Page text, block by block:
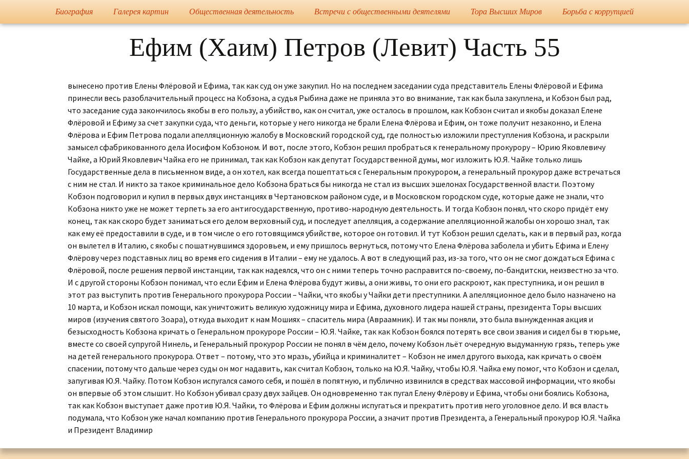
Флёрова Елена Николаевна
Художник, Официальный сайт
Биография
Публикации в прессе
Журнал Культура
Галерея картин
Портреты
Еврейская Живопись
Европейская Живопись
Живопись
Мусульманская
Живопись
Графика
Каталог
«Государственная
Дума Федерального
Собрания РФ»
Каталог «Тора и
История»
Каталог «Российская
Государственная
Коллекционная Серия:
«Английский Клуб»
Личные Коллекции
Елены Николаевны
Флёровой
Стоимость картин на
мировом рынке
Общественная деятельность Встречи с общественными деятелями Тора Высших Миров
энергии» и «Наука о
жизни»
Высших Миров
президента Торы
Высших Миров
Пение
1-й Вице-Президент
Торы Высших Миров
Планета погибает
Борьба с коррупцией
Мировая сенсация –
Кобзон является
Амалеком
Кобзона обвинили в
заказе Япончика и
Калмановича
Дело: Том 2
Компромат на Кобзона
Коллекция малой
пластики И.Д. Кобзона
Ефим (Хаим) Петров (Левит) Часть 55
вынесено против Елены Флёровой и Ефима, так как суд он уже закупил. Но на последнем заседании суда представитель Елены Флёровой и Ефима
принесли весь разоблачительный процесс на Кобзона, а судья Рыбина даже не приняла это во внимание, так как была закуплена, и Кобзон был рад,
что заседание суда закончилось якобы в его пользу, а убийство, как он считал, уже осталось в прошлом, как Кобзон считал и якобы доказал Елене
Флёровой и Ефиму за счет закупки суда, что деньги, которые у него никогда не брали Елена Флёрова и Ефим, он тоже получит незаконно, и Елена
Флёрова и Ефим Петрова подали апелляционную жалобу в Московский городской суд, где полностью изложили преступления Кобзона, и раскрыли
замысел сфабрикованного дела Иосифом Кобзоном. И вот, после этого, Кобзон решил пробраться к генеральному прокурору – Юрию Яковлевичу
Чайке, а Юрий Яковлевич Чайка его не принимал, так как Кобзон как депутат Государственной думы, мог изложить Ю.Я. Чайке только лишь
Государственные дела в письменном виде, а он хотел, как всегда пошептаться с Генеральным прокурором, а генеральный прокурор даже встречаться
с ним не стал. И никто за такое криминальное дело Кобзона браться бы никогда не стал из высших эшелонах Государственной власти. Поэтому
Кобзон подговорил и купил в первых двух инстанциях в Чертановском районом суде, и в Московском городском суде, которые даже не знали, что
Кобзона никто уже не может терпеть за его антигосударственную, противо-народную деятельность. И тогда Кобзон понял, что скоро придёт ему
конец, так как скоро будет заниматься его делом верховный суд, и последует апелляция, а содержание апелляционной жалобы он хорошо знал, так
как ему её предоставили в суде, и в том числе о его готовящимся убийстве, которое он готовил. И тут Кобзон решил сделать, как и в первый раз, когда
он вылетел в Италию, с якобы с пошатнувшимся здоровьем, и ему пришлось вернуться, потому что Елена Флёрова заболела и убить Ефима и Елену
Флёрову через подставных лиц во время его сидения в Италии – ему не удалось. А вот в следующий раз, из-за того, что он не смог дождаться Ефима с
Флёровой, после решения первой инстанции, так как надеялся, что он с ними теперь точно расправится по-своему, по-бандитски, неизвестно за что.
И с другой стороны Кобзон понимал, что если Ефим и Елена Флёрова будут живы, а они живы, то они его раскроют, как преступника, и он решил в
этот раз выступить против Генерального прокурора России – Чайки, что якобы у Чайки дети преступники. А апелляционное дело было назначено на
10 марта, и Кобзон искал помощи, как уничтожить великую художницу мира и Ефима, духовного лидера нашей страны, президента Торы высших
миров (изучения святого Зоара), откуда выходит к нам Мошиях – спаситель мира (Авраамник). И так мы поняли, это была вынужденная акция и
безысходность Кобзона кричать о Генеральном прокуроре России – Ю.Я. Чайке, так как Кобзон боялся потерять все свои звания и сидел бы в тюрьме,
вместе со своей супругой Нинель, и Генеральный прокурор России не понял в чём дело, почему Кобзон льёт очередную выдуманную грязь, теперь уже
на детей генерального прокурора. Ответ – потому, что это мразь, убийца и криминалитет – Кобзон не имел другого выхода, как кричать о своём
спасении, потому что дальше через суды он мог надавить, как считал Кобзон, только на Ю.Я. Чайку, чтобы Ю.Я. Чайка ему помог, что Кобзон и сделал,
запугивая Ю.Я. Чайку. Потом Кобзон испугался самого себя, и пошёл в попятную, и публично извинился в средствах массовой информации, что якобы
он впервые об этом слышит. Но Кобзон убивал сразу двух зайцев. Он одновременно так пугал Елену Флёрову и Ефима, чтобы они боялись Кобзона,
так как Кобзон выступает даже против Ю.Я. Чайки, то Флёрова и Ефим должны испугаться и прекратить против него уголовное дело. И вся власть
подумала, что Кобзон уже начал компанию против Генерального прокурора России, а значит против Президента, а Генеральный прокурор Ю.Я. Чайка
и Президент Владимир